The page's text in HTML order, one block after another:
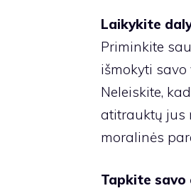
Laikykite
Priminkite
išmokyti savo
Neleiskite,
atitrauktų jus
moralinės
Tapkite savo